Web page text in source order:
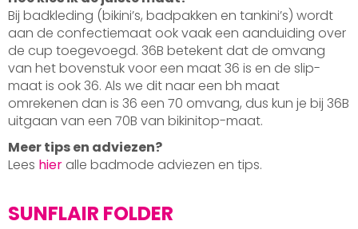
Bij badkleding (bikini’s, badpakken en tankini’s) wordt
aan de confectiemaat ook vaak een aanduiding over
de cup toegevoegd. 36B betekent dat de omvang
van het bovenstuk voor een maat 36 is en de slip-
maat is ook 36. Als we dit naar een bh maat
omrekenen dan is 36 een 70 omvang, dus kun je bij 36B
uitgaan van een 70B van bikinitop-maat.
Meer tips en adviezen?
Lees hier alle badmode adviezen en tips.
SUNFLAIR FOLDER